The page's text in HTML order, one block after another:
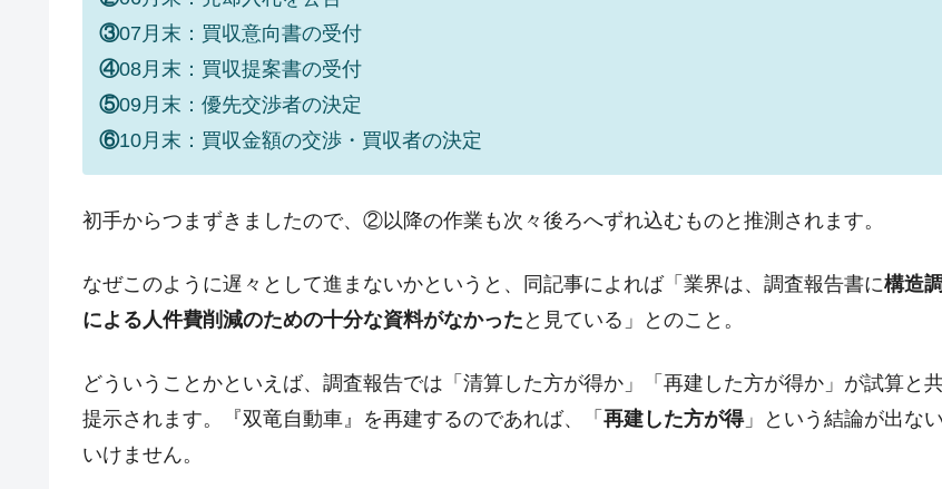
『Money1』 韓国製造業「半導体絶好調」のウラで他業種は全般的「不調」⇒ PSIが示す現況は決して良くない
『Money1』 韓国で猛暑。南東部では干ばつ
『Money1』 韓国型イージス搭載の次世代駆逐艦「KDDX」1番艦、2032年竣工と公示
『Money1』 【対日本円】ウォン安が急進！ 日米の協調に韓国がいっちょがみしたのでは。
『Money1』
韓国政府『BYD』車への補助金を全廃 ⇒ 実は韓国で『BYD』車は売れている。6カ月で対前年同期
『Money1』
在韓米国大使スティールが着韓！⇒ さっそく空港に詰めかけ「出て行け！」「極右勢力」のプラ
ドを掲げる「在韓反米勢力」
『Money1』 JPモルガン「韓国レバレッジETFの清算はほぼ終わった」
『Money1』 韓国『国民年金公団』株価暴落で200兆蒸発。
③07月末：買収意向書の受付
④08月末：買収提案書の受付
⑤09月末：優先交渉者の決定
⑥10月末：買収金額の交渉・買収者の決定
初手からつまずきましたので、②以降の作業も次々後ろへずれ込むものと推測されます。
なぜこのように遅々として進まないかというと、同記事によれば「業界は、調査報告書に構造
による人件費削減のための十分な資料がなかった と見ている」とのこと。
どういうことかといえば、調査報告では「清算した方が得か」「再建した方が得か」が試算と
提示されます。『双竜自動車』を再建するのであれば、「 再建した方が得」という結論が出な
いけません。